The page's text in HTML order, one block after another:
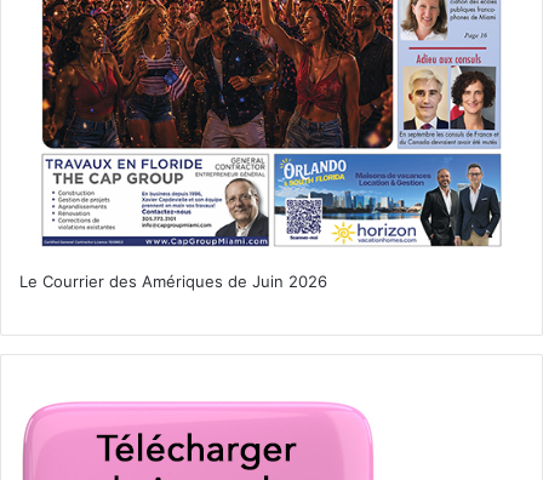
www.silverprod.us
http://www.ticketmaster.com/event/0D004E6493077305
[ot-video type= »youtube »
url= »https://youtu.be/KAp6bHuHKnQ »]
Le Courrier des Amériques de Juin 2026